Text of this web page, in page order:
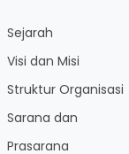
Sejarah
Visi dan Misi
Struktur Organisasi
Sarana dan
Prasarana